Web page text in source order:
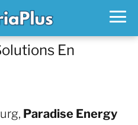
En
Paradise Energy